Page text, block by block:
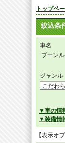
トップペ
絞込条
車名
ブーン
ジャンル
▼車の情
▼装備情
【表示オ